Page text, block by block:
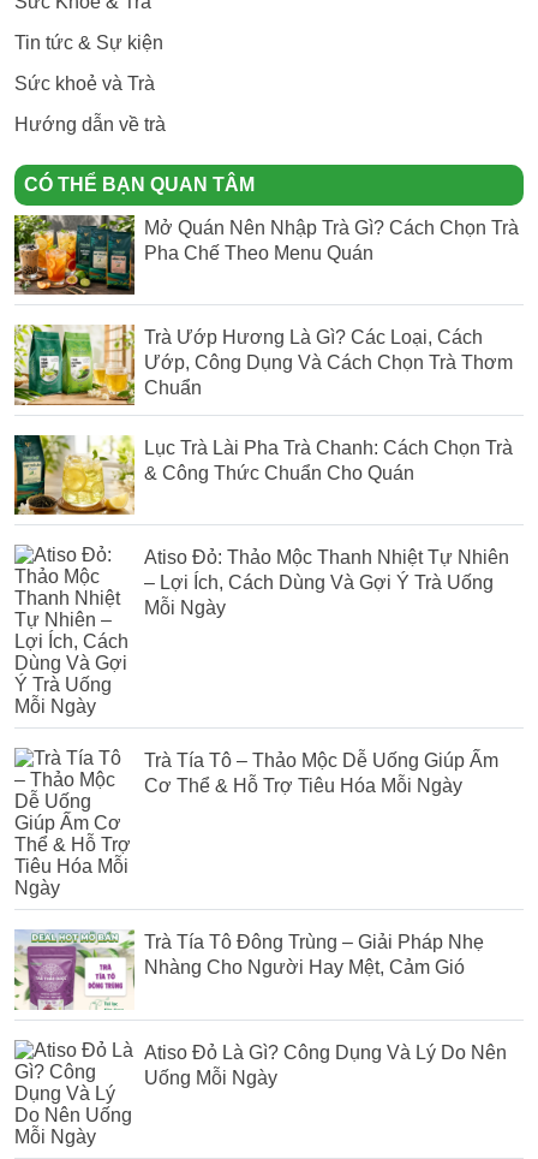
Tin tức & Sự kiện
Sức khoẻ và Trà
Hướng dẫn về trà
CÓ THỂ BẠN QUAN TÂM
Mở Quán Nên Nhập Trà Gì? Cách Chọn Trà
Pha Chế Theo Menu Quán
Trà Ướp Hương Là Gì? Các Loại, Cách
Ướp, Công Dụng Và Cách Chọn Trà Thơm
Chuẩn
Lục Trà Lài Pha Trà Chanh: Cách Chọn Trà
& Công Thức Chuẩn Cho Quán
Atiso Đỏ: Thảo Mộc Thanh Nhiệt Tự Nhiên
– Lợi Ích, Cách Dùng Và Gợi Ý Trà Uống
Mỗi Ngày
Trà Tía Tô – Thảo Mộc Dễ Uống Giúp Ấm
Cơ Thể & Hỗ Trợ Tiêu Hóa Mỗi Ngày
Trà Tía Tô Đông Trùng – Giải Pháp Nhẹ
Nhàng Cho Người Hay Mệt, Cảm Gió
Atiso Đỏ Là Gì? Công Dụng Và Lý Do Nên
Uống Mỗi Ngày